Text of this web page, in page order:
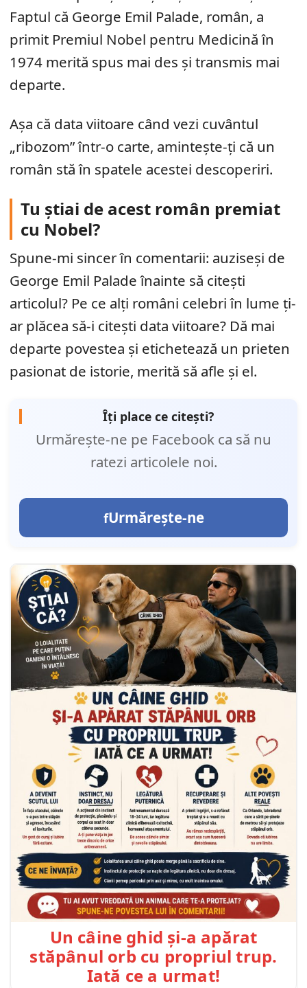
Faptul că George Emil Palade, român, a
primit Premiul Nobel pentru Medicină în
1974 merită spus mai des și transmis mai
departe.
Așa că data viitoare când vezi cuvântul
„ribozom” într-o carte, amintește-ți că un
român stă în spatele acestei descoperiri.
Tu știai de acest român premiat
cu Nobel?
Spune-mi sincer în comentarii: auziseși de
George Emil Palade înainte să citești
articolul? Pe ce alți români celebri în lume ți-
ar plăcea să-i citești data viitoare? Dă mai
departe povestea și etichetează un prieten
pasionat de istorie, merită să afle și el.
Îți place ce citești?
Urmărește-ne pe Facebook ca să nu
ratezi articolele noi.
Urmărește-ne
Un câine ghid și-a apărat
stăpânul orb cu propriul trup.
Iată ce a urmat!